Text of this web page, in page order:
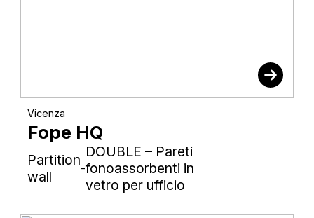
Vicenza
Fope HQ
Partition
wall
-
DOUBLE – Pareti
fonoassorbenti in
vetro per ufficio